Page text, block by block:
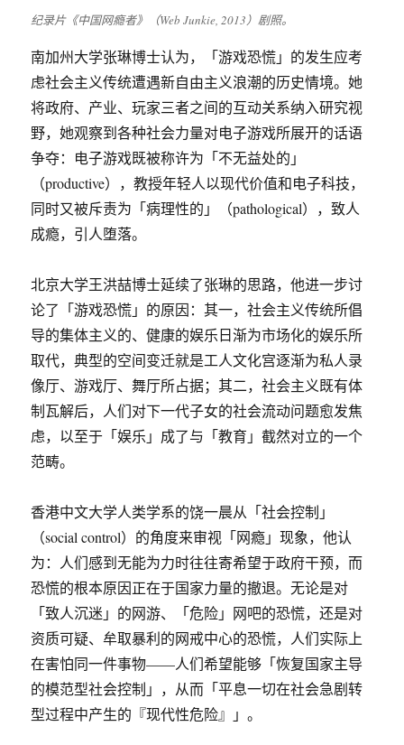
纪录片《中国网瘾者》（Web Junkie, 2013）剧照。
南加州大学张琳博士认为，「游戏恐慌」的发生应考
虑社会主义传统遭遇新自由主义浪潮的历史情境。她
将政府、产业、玩家三者之间的互动关系纳入研究视
野，她观察到各种社会力量对电子游戏所展开的话语
争夺：电子游戏既被称许为「不无益处的」
（productive），教授年轻人以现代价值和电子科技，
同时又被斥责为「病理性的」（pathological），致人
成瘾，引人堕落。
北京大学王洪喆博士延续了张琳的思路，他进一步讨
论了「游戏恐慌」的原因：其一，社会主义传统所倡
导的集体主义的、健康的娱乐日渐为市场化的娱乐所
取代，典型的空间变迁就是工人文化宫逐渐为私人录
像厅、游戏厅、舞厅所占据；其二，社会主义既有体
制瓦解后，人们对下一代子女的社会流动问题愈发焦
虑，以至于「娱乐」成了与「教育」截然对立的一个
范畴。
香港中文大学人类学系的饶一晨从「社会控制」
（social control）的角度来审视「网瘾」现象，他认
为：人们感到无能为力时往往寄希望于政府干预，而
恐慌的根本原因正在于国家力量的撤退。无论是对
「致人沉迷」的网游、「危险」网吧的恐慌，还是对
资质可疑、牟取暴利的网戒中心的恐慌，人们实际上
在害怕同一件事物——人们希望能够「恢复国家主导
的模范型社会控制」，从而「平息一切在社会急剧转
型过程中产生的『现代性危险』」。